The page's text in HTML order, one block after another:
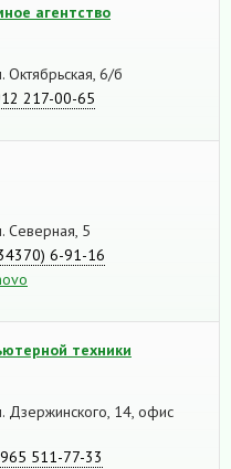
агентство
Октябрьская, 6/б
217-00-65
Северная, 5
6-91-16
техники
Дзержинского, 14, офис
511-77-33